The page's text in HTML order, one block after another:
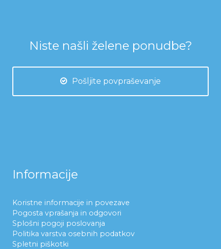
Niste našli želene ponudbe?
Pošljite povpraševanje
Informacije
Koristne informacije in povezave
Pogosta vprašanja in odgovori
Splošni pogoji poslovanja
Politika varstva osebnih podatkov
Spletni piškotki